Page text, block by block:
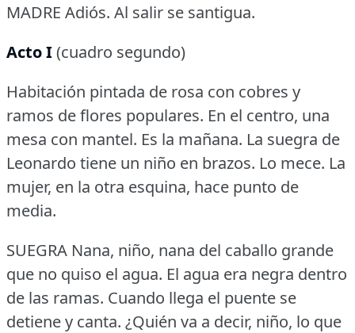
MADRE Adiós. Al salir se santigua.
Acto I(cuadro segundo)
Habitación pintada de rosa con cobres y
ramos de flores populares. En el centro, una
mesa con mantel. Es la mañana. La suegra de
Leonardo tiene un niño en brazos. Lo mece. La
mujer, en la otra esquina, hace punto de
media.
SUEGRA Nana, niño, nana del caballo grande
que no quiso el agua. El agua era negra dentro
de las ramas. Cuando llega el puente se
detiene y canta. ¿Quién va a decir, niño, lo que